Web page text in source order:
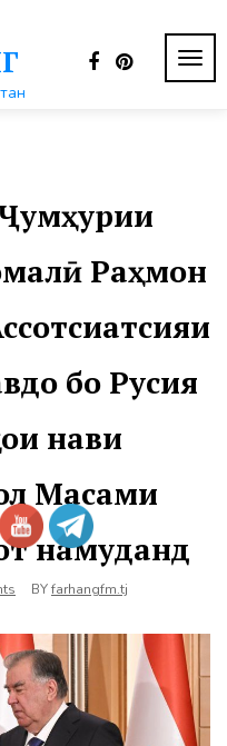
Раҳмон
бо Русия
нави
Масами
намуданд
BYfarhangfm.tj